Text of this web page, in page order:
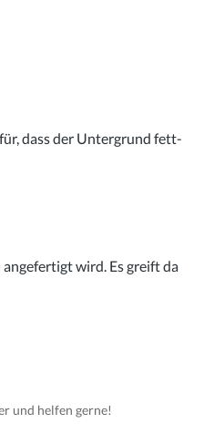
dass der Untergrund fett-
wird. Es greift da
und helfen gerne!